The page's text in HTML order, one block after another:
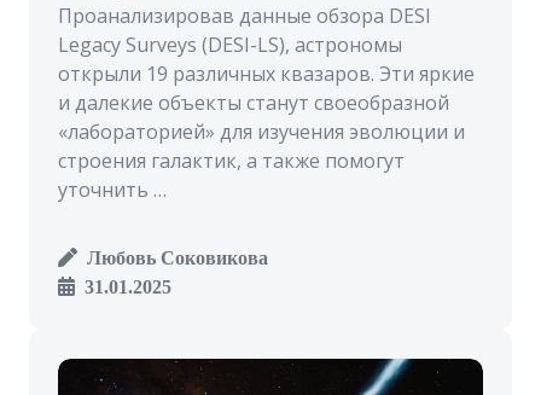
Проанализировав данные обзора DESI
Legacy Surveys (DESI-LS), астрономы
открыли 19 различных квазаров. Эти яркие
и далекие объекты станут своеобразной
«лабораторией» для изучения эволюции и
строения галактик, а также помогут
уточнить …
Любовь Соковикова
31.01.2025